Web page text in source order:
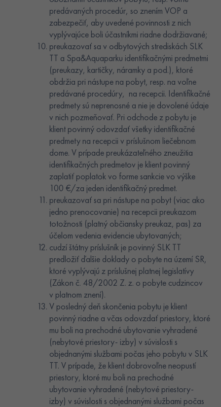
predávaných procedúr, so znením VOP a
zabezpečiť, aby uvedené povinnosti z nich
vyplývajúce boli účastníkmi riadne dodržiavané;
preukazovať sa v odbytových strediskách SLK
TT a Spa&Aquaparku identifikačnými predmetmi
(preukazy, kartičky, náramky a pod.), ktoré
obdržia pri nástupe na pobyt, resp. na voľne
predávané procedúry, na recepcii. Identifikačné
predmety sú neprenosné a nie je dovolené údaje
v nich pozmeňovať. Pri odchode z pobytu je
klient povinný odovzdať všetky identifikačné
predmety na recepcii v príslušnom liečebnom
dome. V prípade preukázateľného zneužitia
identifikačných predmetov je klient povinný
zaplatiť poplatok vo forme sankcie vo výške
100 €/za jeden identifikačný predmet.
preukazovať sa pri nástupe na pobyt (viac ako
jedno prenocovanie) na recepcii preukazom
totožnosti (platný občiansky preukaz, pas) za
účelom vedenia evidencie ubytovaných;
cudzí štátny príslušník je povinný SLK TT
predložiť ďalšie doklady o pobyte na území SR,
ktoré vyplývajú z príslušnej platnej legislatívy
(Zákon č. 48/2002 Z. z. o pobyte cudzincov
v platnom znení).
V posledný deň skončenia pobytu je klient
povinný riadne a včas odovzdať priestory, ktoré
mu boli na prechodné ubytovanie vyhradené
(nebytové priestory- izby) v súvislosti s
objednanými službami počas jeho pobytu v SLK
TT. V prípade, že klient dobrovoľne neopustí
priestory, ktoré mu boli na prechodné
ubytovanie vyhradené (nebytové priestory-
izby) v súvislosti s objednanými službami počas